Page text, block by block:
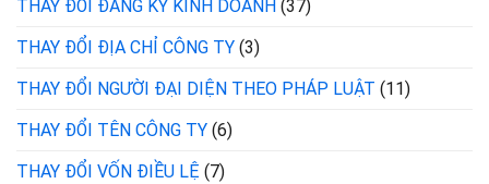
THAY ĐỔI ĐĂNG KÝ KINH DOANH (37)
THAY ĐỔI ĐỊA CHỈ CÔNG TY (3)
THAY ĐỔI NGƯỜI ĐẠI DIỆN THEO PHÁP LUẬT (11)
THAY ĐỔI TÊN CÔNG TY (6)
THAY ĐỔI VỐN ĐIỀU LỆ (7)